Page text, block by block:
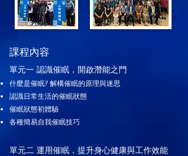
課程內容
單元一 認識催眠，開啟潛能之門
什麼是催眠? 解構催眠的原理與迷思
​認識日常生活的催眠狀態
催眠狀態初體驗
各種簡易自我催眠技巧
單元二 運用催眠，提升身心健康與工作效能